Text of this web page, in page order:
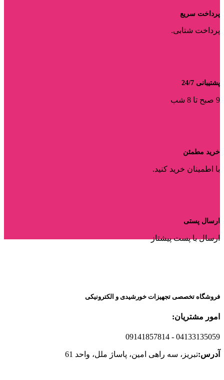
پرداخت سریع
پرداخت شتابی.
پشتیبانی 24/7
9 صبح تا 8 شب
خرید مطمئن
با اطمینان خرید کنید.
ارسال پستی
ارسال با پست پیشتاز
فروشگاه تخصصی تجهیزات خورشیدی و الکترونیکی
امور مشتریان:
- 04133135059
09141857814
آدرس:تبریز، سه راهی امین، پاساژ ملل، واحد 61